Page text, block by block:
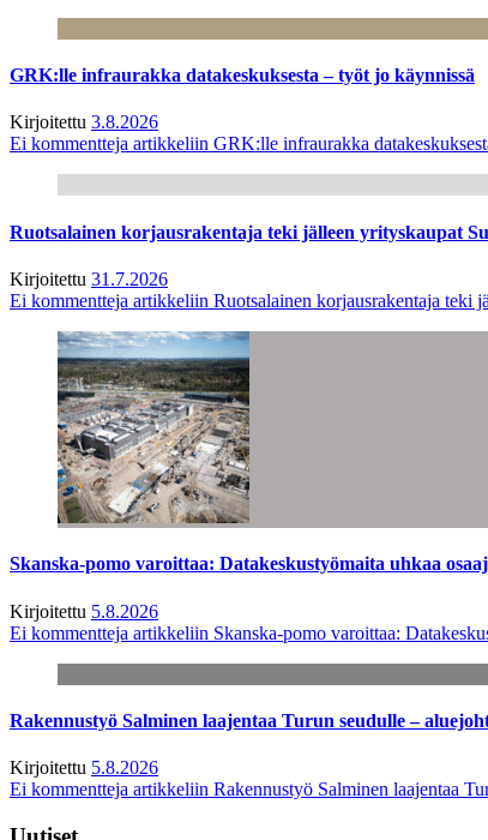
GRK:lle infraurakka datakeskuksesta – työt jo käynnissä
Kirjoitettu 3.8.2026
Ei kommentteja artikkeliin GRK:lle infraurakka
Ruotsalainen korjausrakentaja teki jälleen yrityskaupat
Kirjoitettu 31.7.2026
Ei kommentteja artikkeliin Ruotsalainen korjausrakentaja teki
Skanska-pomo varoittaa: Datakeskustyömaita uhkaa
Kirjoitettu 5.8.2026
Ei kommentteja artikkeliin Skanska-pomo varoittaa:
Rakennustyö Salminen laajentaa Turun seudulle –
Kirjoitettu 5.8.2026
Ei kommentteja artikkeliin Rakennustyö Salminen laajentaa